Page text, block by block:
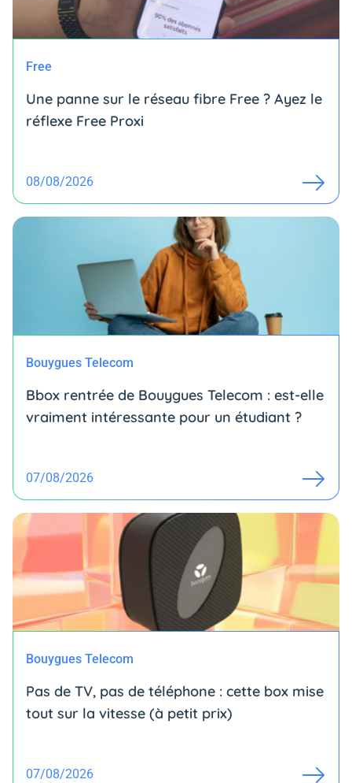
Free
Une panne sur le réseau fibre Free ? Ayez le
réflexe Free Proxi
08/08/2026
Bouygues Telecom
Bbox rentrée de Bouygues Telecom : est-elle
vraiment intéressante pour un étudiant ?
07/08/2026
Bouygues Telecom
Pas de TV, pas de téléphone : cette box mise
tout sur la vitesse (à petit prix)
07/08/2026